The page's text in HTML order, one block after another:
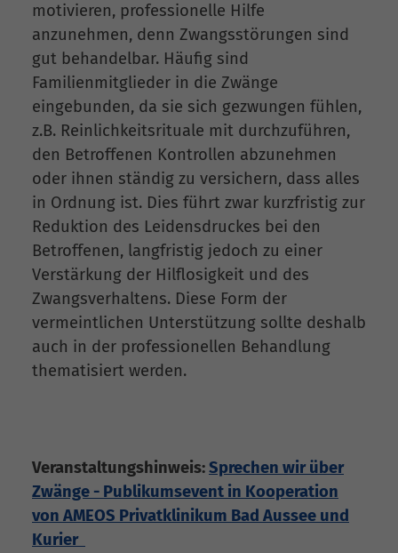
motivieren, professionelle Hilfe
anzunehmen, denn Zwangsstörungen sind
gut behandelbar. Häufig sind
Familienmitglieder in die Zwänge
eingebunden, da sie sich gezwungen fühlen,
z.B. Reinlichkeitsrituale mit durchzuführen,
den Betroffenen Kontrollen abzunehmen
oder ihnen ständig zu versichern, dass alles
in Ordnung ist. Dies führt zwar kurzfristig zur
Reduktion des Leidensdruckes bei den
Betroffenen, langfristig jedoch zu einer
Verstärkung der Hilflosigkeit und des
Zwangsverhaltens. Diese Form der
vermeintlichen Unterstützung sollte deshalb
auch in der professionellen Behandlung
thematisiert werden.
Veranstaltungshinweis:Sprechen wir über
Zwänge - Publikumsevent in Kooperation
von AMEOS Privatklinikum Bad Aussee und
Kurier